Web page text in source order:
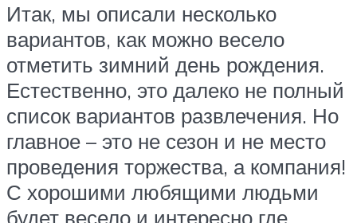
Итак, мы описали несколько
вариантов, как можно весело
отметить зимний день рождения.
Естественно, это далеко не полный
список вариантов развлечения. Но
главное – это не сезон и не место
проведения торжества, а компания!
С хорошими любящими людьми
будет весело и интересно где